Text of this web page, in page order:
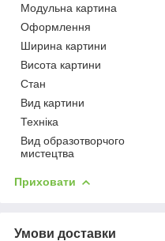
Модульна картина
Оформлення
Ширина картини
Висота картини
Стан
Вид картини
Техніка
Вид образотворчого
мистецтва
Приховати
Умови доставки